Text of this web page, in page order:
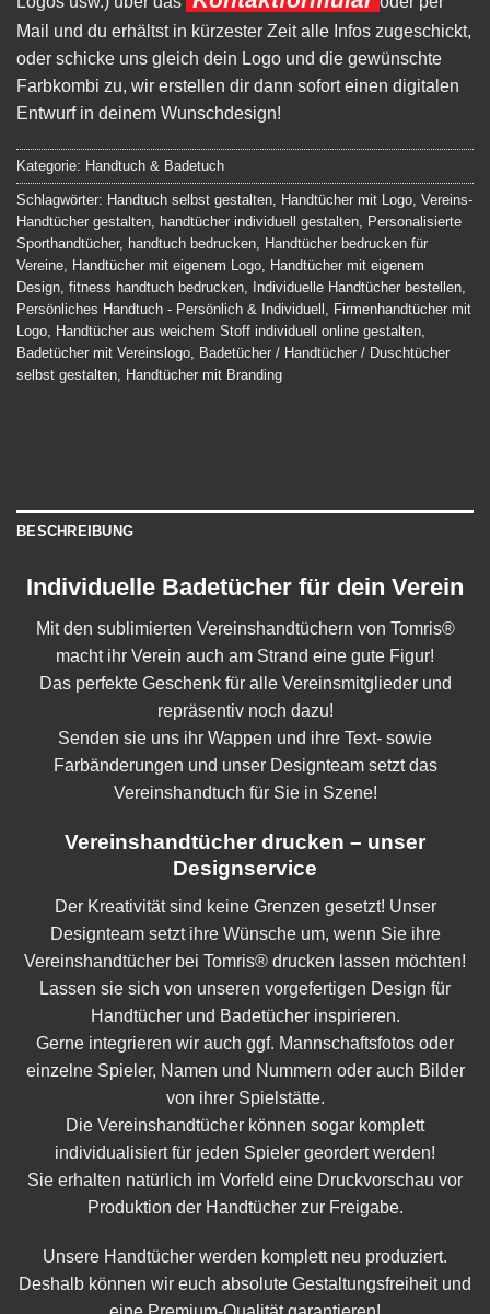
Mail und du erhältst in kürzester Zeit alle Infos zugeschickt,
oder schicke uns gleich dein Logo und die gewünschte
Farbkombi zu, wir erstellen dir dann sofort einen digitalen
Entwurf in deinem Wunschdesign!
Kategorie: Handtuch & Badetuch
Schlagwörter: Handtuch selbst gestalten, Handtücher mit Logo, Vereins-
Handtücher gestalten, handtücher individuell gestalten, Personalisierte
Sporthandtücher, handtuch bedrucken, Handtücher bedrucken für
Vereine, Handtücher mit eigenem Logo, Handtücher mit eigenem
Design, fitness handtuch bedrucken, Individuelle Handtücher bestellen,
Persönliches Handtuch - Persönlich & Individuell , Firmenhandtücher mit
Logo, Handtücher aus weichem Stoff individuell online gestalten,
Badetücher mit Vereinslogo, Badetücher / Handtücher / Duschtücher
selbst gestalten, Handtücher mit Branding
BESCHREIBUNG
Individuelle Badetücher für dein Verein
Mit den sublimierten Vereinshandtüchern von Tomris®
macht ihr Verein auch am Strand eine gute Figur!
Das perfekte Geschenk für alle Vereinsmitglieder und
repräsentiv noch dazu!
Senden sie uns ihr Wappen und ihre Text- sowie
Farbänderungen und unser Designteam setzt das
Vereinshandtuch für Sie in Szene!
Vereinshandtücher drucken – unser
Designservice
Der Kreativität sind keine Grenzen gesetzt! Unser
Designteam setzt ihre Wünsche um, wenn Sie ihre
Vereinshandtücher bei Tomris® drucken lassen möchten!
Lassen sie sich von unseren vorgefertigen Design für
Handtücher und Badetücher inspirieren.
Gerne integrieren wir auch ggf. Mannschaftsfotos oder
einzelne Spieler, Namen und Nummern oder auch Bilder
von ihrer Spielstätte.
Die Vereinshandtücher können sogar komplett
individualisiert für jeden Spieler geordert werden!
Sie erhalten natürlich im Vorfeld eine Druckvorschau vor
Produktion der Handtücher zur Freigabe.
Unsere Handtücher werden komplett neu produziert.
Deshalb können wir euch absolute Gestaltungsfreiheit und